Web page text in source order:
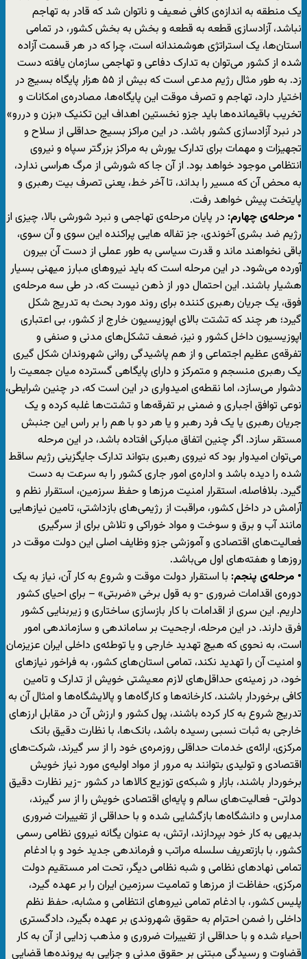
یک منطقه به اندازه‌ی کافی ضعیف و ناتوان شد که قادر به تهاجم
نباشد، آزادسازی قطعه به قطعه و بخش به بخش کشور، در تمامی
استان‌ها، یک استراتژی هوشمندانه است، چرا که در هر قسمت آزاده
شده از کشور می‌توان به تدارک دفاعی و تهاجمی سازمان یافته دست
زد. به طور مثال رژیم مدعی است که بیش از ۵۵ هزار پایگاه بسیج در
اختیار دارد، تهاجم و تصرف موقت این پایگاه‌ها، مصادره‌ی امکانات و
تخریب باقیمانده‌ها باید جزو نخستین اهداف این تکنیک «بزن و دررو»
در نبرد آزادسازی کشور باشد. در این مراکز بسیج حداقلی از سلاح و
تجهیزات و مهمات برای تدارک یورش به مراکز بزرگتر سپاه و نیروی
انتظامی موجود خواهد بود. از آن جا که شورشی از مرگ هراسی ندارد،
به محض آن که مسیر را بداند، تا آخر خط، یعنی تصرف بیت رهبری و
پایتخت پیش خواهد رفت.
• مرحله‌ی چهارم: در پایان مرحله‌ی تهاجمی و نبرد شورشی بالا، چیزی از
رژیم ضد بشری آخوندی، جز تفاله هایی پراکنده این سوی و آن سوی،
باقی نخواهند ماند و قدرت سیاسی به طور عملی از دست آن بیرون
آورده می‌شود. در این مرحله است که باید نیروهای مبارز میهنی بسیار
هشیار باشند. این احتمال دور از ذهن نیست که، در طی سه مرحله‌ی
فوق، یک جریان رهبری کننده برای روند مورد بحث به تدریج شکل
گیرد؛ هر چند که تشتت بالای اپوزیسیون خارج از کشور، بی اعتباری
اپوزیسیون داخل کشور و نیز، ضعف تشکل‌های مدنی و صنفی و
تفرقه‌ی عظیم اجتماعی و از هم پاشیدگی روانی شهروندان شکل گیری
یک رهبری منسجم و متمرکز و دارای پایگاهی گسترده میان جمعیت را
دشوار می‌سازد، اما نقطه‌ی امیدواری در این است که، در چنین شرایطی،
نوعی توافق اجباری و ضمنی بر تفرقه‌ها و تشتت‌ها غلبه کرده و یک
جریان رهبری یا یک فرد رهبر و یا هر دو با هم را بر راس این جنبش
مستقر سازد. اگر چنین اتفاق مبارکی افتاده باشد، در این مرحله
می‌توان امیدوار بود که نیروی رهبری بتواند تدارک جایگزینی رژیم ساقط
شده را دیده باشد و اداره‌ی امور جاری کشور را به سرعت به دست
گیرد. بلافاصله، استقرار امنیت مرزها و حفظ سرزمین، استقرار نظم و
آرامش در داخل کشور، مراقبت از رژیمی‌های بازداشتی، تامین نیازهایی
مانند آب و برق و سوخت و مواد خوراکی و تلاش برای از سرگیری
فعالیت‌های اقتصادی و آموزشی جزو وظایف اصلی این دولت موقت در
روزها و هفته‌های اول می‌باشد.
• مرحله‌ی پنجم: با استقرار دولت موقت و شروع به کار آن، نیاز به یک
دوره‌ی اقدامات ضروری -و به قول برخی «ضربتی» – برای احیای کشور
داریم. این سری از اقدامات با کار بازسازی ساختاری و زیربنایی کشور
فرق دارند. در این مرحله، ارجحیت بر ساماندهی و سازماندهی امور
است، به نحوی که هیچ تهدید خارجی و یا توطئه‌ی داخلی ایران عزیزمان
و امنیت آن را تهدید نکند، تمامی استان‌های کشور، به فراخور نیازهای
خود، در زمینه‌ی حداقل‌های لازم معیشتی خویش از تدارک و تامین
کافی برخوردار باشند، کارخانه‌ها و کارگاه‌ها و پالایشگاه‌ها و امثال آن به
تدریج شروع به کار کرده باشند، پول کشور و ارزش آن در مقابل ارزهای
خارجی به ثبات نسبی رسیده باشد، بانک‌ها، با نظارت دقیق بانک
مرکزی، ارائه‌ی خدمات حداقلی روزمره‌ی خود را از سر گیرند، شرکت‌های
اقتصادی و تولیدی بتوانند به مرور از مواد اولیه‌ی مورد نیاز خویش
برخوردار باشند، بازار و شبکه‌ی توزیع کالاها در کشور -زیر نظارت دقیق
دولتی- فعالیت‌های سالم و پایه‌ای اقتصادی خویش را از سر گیرند،
مدارس و دانشگاه‌ها بازگشایی شده و با حداقلی از تغییرات ضروری
بدیهی به کار خود بپردازند، ارتش، به عنوان یگانه نیروی نظامی رسمی
کشور، با بازتعریف سلسله مراتب و فرماندهی جدید خود و با ادغام
تمامی نهادهای نظامی و شبه نظامی دیگر، تحت امر مستقیم دولت
مرکزی، حفاظت از مرزها و تمامیت سرزمین ایران را بر عهده گیرد،
پلیس کشور، با ادغام تمامی نیروهای انتظامی و مشابه، حفظ نظم
داخلی را ضمن احترام به حقوق شهروندی بر عهده بگیرد، دادگستری
احیاء شده و با حداقلی از تغییرات ضروری و مذهب زدایی از آن به کار
قضاوت و رسیدگی مبتنی بر حقوق مدنی و جزایی به پرونده‌ها قضایی